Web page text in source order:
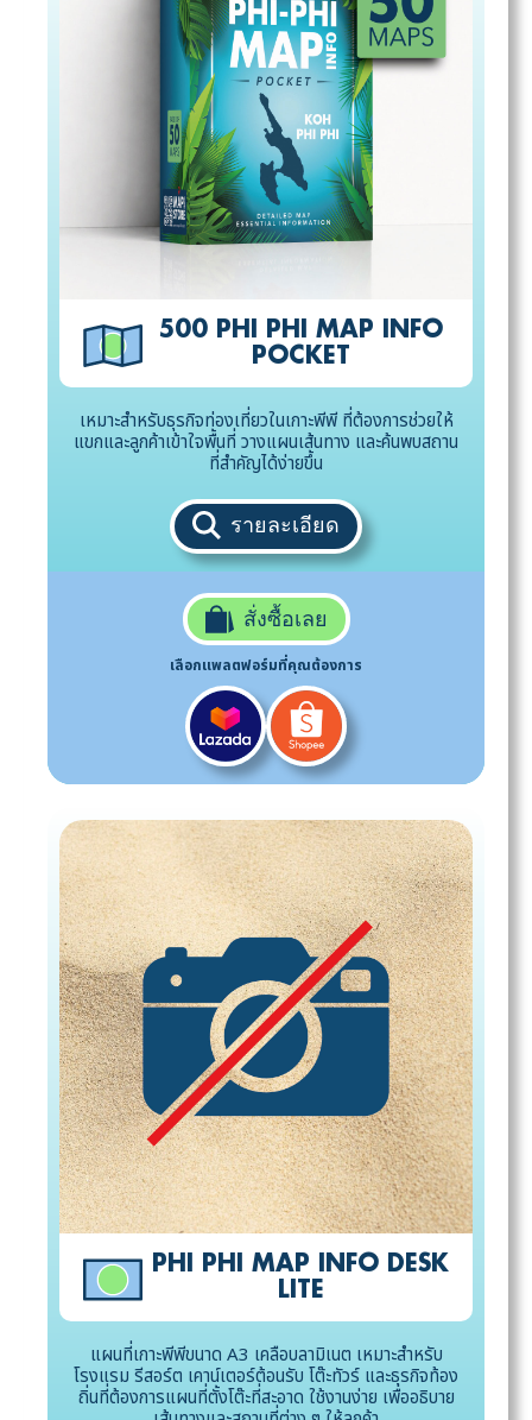
500 PHI PHI MAP INFO
POCKET
เหมาะสำหรับธุรกิจท่องเที่ยวในเกาะพีพี ที่ต้องการช่วยให้
แขกและลูกค้าเข้าใจพื้นที่ วางแผนเส้นทาง และค้นพบสถาน
ที่สำคัญได้ง่ายขึ้น
รายละเอียด
สั่งซื้อเลย
เลือกแพลตฟอร์มที่คุณต้องการ
PHI PHI MAP INFO DESK
LITE
แผนที่เกาะพีพีขนาด A3 เคลือบลามิเนต เหมาะสำหรับ
โรงแรม รีสอร์ต เคาน์เตอร์ต้อนรับ โต๊ะทัวร์ และธุรกิจท้อง
ถิ่นที่ต้องการแผนที่ตั้งโต๊ะที่สะอาด ใช้งานง่าย เพื่ออธิบาย